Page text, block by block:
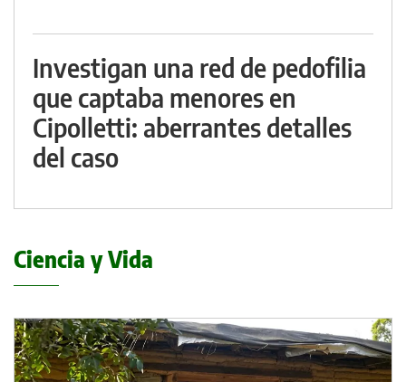
Investigan una red de pedofilia
que captaba menores en
Cipolletti: aberrantes detalles
del caso
Ciencia y Vida